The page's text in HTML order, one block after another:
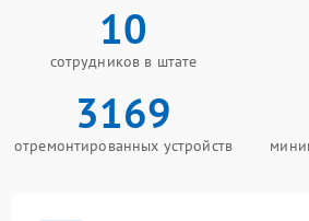
10
сотрудников в штате
3169
отремонтированных устройств